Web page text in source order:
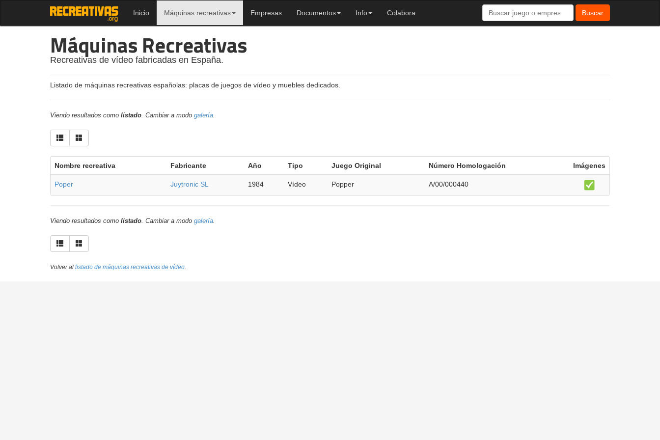
Inicio Máquinas recreativas Empresas Documentos Info Colabora Buscar
Máquinas Recreativas
Recreativas de vídeo fabricadas en España.
Listado de máquinas recreativas españolas: placas de juegos de vídeo y muebles dedicados.
Viendo resultados como listado. Cambiar a modo galería.
Nombre recreativa Fabricante Año Tipo Juego Original Número Homologación Imágenes
Poper Juytronic SL 1984 Vídeo Popper A/00/000440
Viendo resultados como listado. Cambiar a modo galería.
Volver al listado de máquinas recreativas de vídeo.